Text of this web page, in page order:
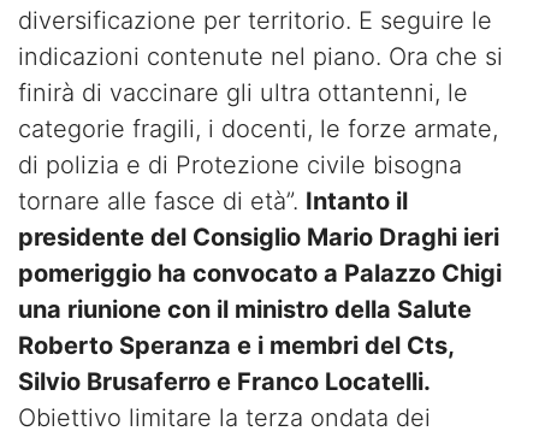
diversificazione per territorio. E seguire le
indicazioni contenute nel piano. Ora che si
finirà di vaccinare gli ultra ottantenni, le
categorie fragili, i docenti, le forze armate,
di polizia e di Protezione civile bisogna
tornare alle fasce di età”. Intanto il
presidente del Consiglio Mario Draghi ieri
pomeriggio ha convocato a Palazzo Chigi
una riunione con il ministro della Salute
Roberto Speranza e i membri del Cts,
Silvio Brusaferro e Franco Locatelli.
Obiettivo limitare la terza ondata dei